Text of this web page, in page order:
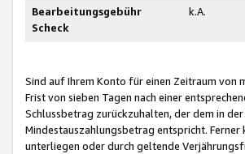
Bearbeitungsgebühr
Scheck
k.A.
Sind auf Ihrem Konto für einen Zeitraum von
Frist von sieben Tagen nach einer
Schlussbetrag zurückzuhalten, der dem in
Mindestauszahlungsbetrag entspricht.
unterliegen oder durch geltende